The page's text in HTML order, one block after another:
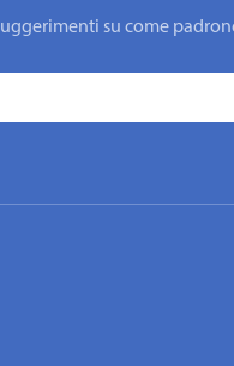
su come